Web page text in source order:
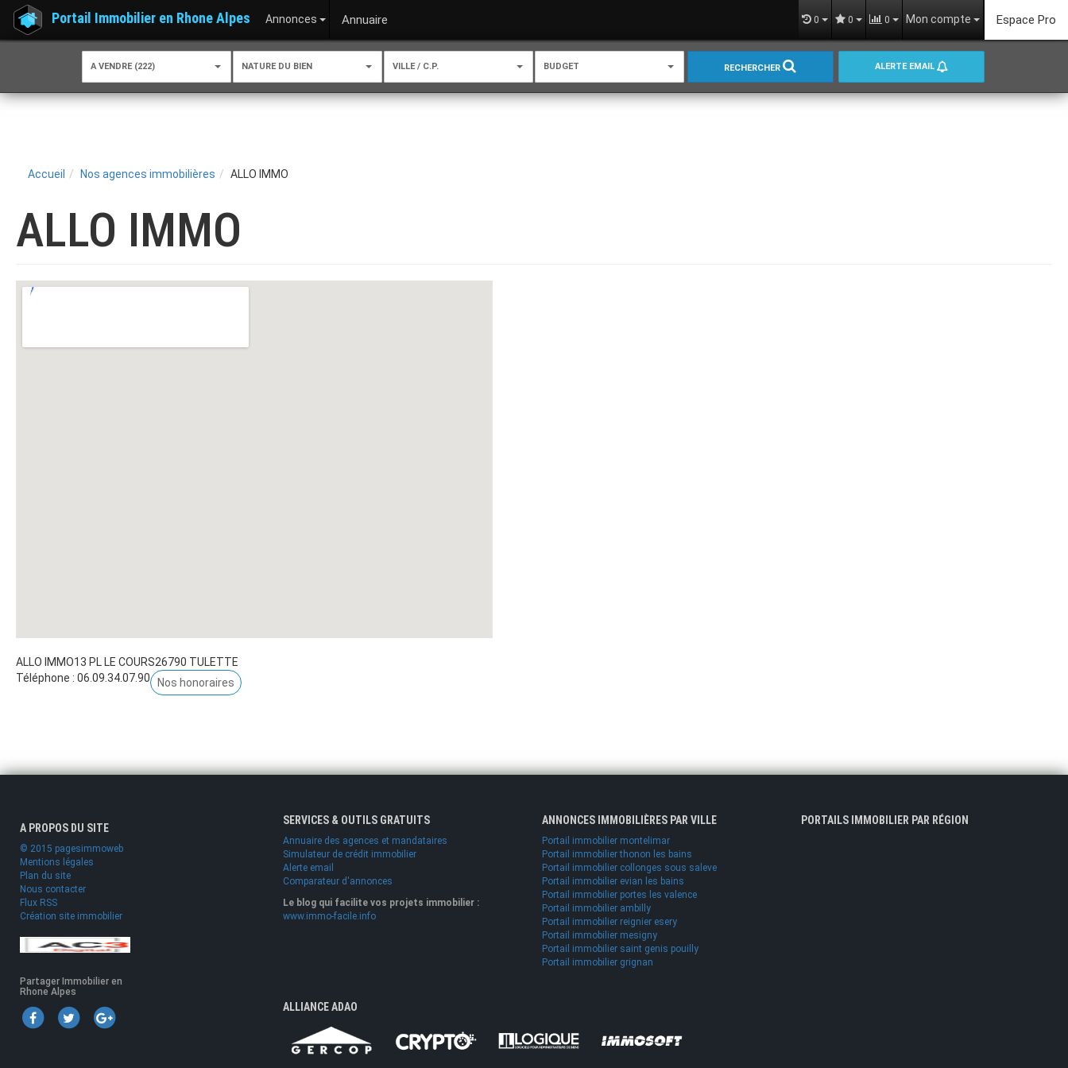
Portail Immobilier en Rhone Alpes Annonces Annuaire 0 0 0 Mon compte Espace Pro
A VENDRE (222) NATURE DU BIEN VILLE / C.P. BUDGET RECHERCHER ALERTE EMAIL
Accueil Nos agences immobilières ALLO IMMO
ALLO IMMO
ALLO IMMO13 PL LE COURS26790 TULETTE
Téléphone : 06.09.34.07.90 Nos honoraires
A PROPOS DU SITE
© 2015 pagesimmoweb
Mentions légales
Plan du site
Nous contacter
Flux RSS
Création site immobilier
Partager Immobilier en
Rhone Alpes
SERVICES & OUTILS GRATUITS
Annuaire des agences et mandataires
Simulateur de crédit immobilier
Alerte email
Comparateur d'annonces
Le blog qui facilite vos projets immobilier :
www.immo-facile.info
ANNONCES IMMOBILIÈRES PAR VILLE
Portail immobilier montelimar
Portail immobilier thonon les bains
Portail immobilier collonges sous saleve
Portail immobilier evian les bains
Portail immobilier portes les valence
Portail immobilier ambilly
Portail immobilier reignier esery
Portail immobilier mesigny
Portail immobilier saint genis pouilly
Portail immobilier grignan
ALLIANCE ADAO
PORTAILS IMMOBILIER PAR RÉGION